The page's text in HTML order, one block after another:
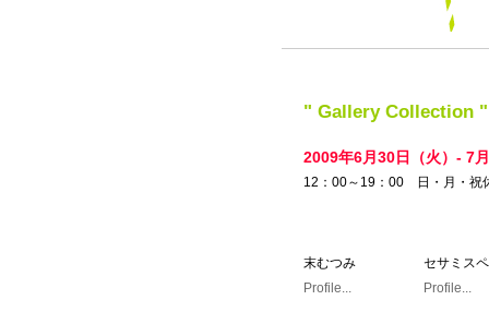
" Gallery Collection "
2009年6月30日（火）- 7
12：00～19：00 日・月・祝
末むつみ
Profile...
セサミス
Profile...